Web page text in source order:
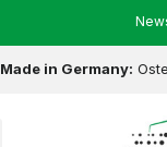
Made in Germany: